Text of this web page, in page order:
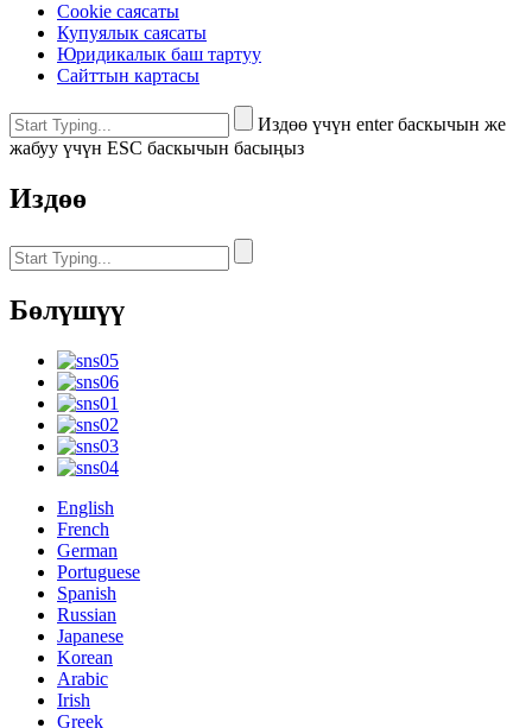
Cookie саясаты
Купуялык саясаты
Юридикалык баш тартуу
Сайттын картасы
Издөө үчүн enter баскычын же
жабуу үчүн ESC баскычын басыңыз
Издөө
Бөлүшүү
English
French
German
Portuguese
Spanish
Russian
Japanese
Korean
Arabic
Irish
Greek